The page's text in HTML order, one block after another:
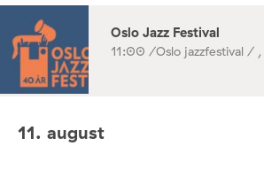
Oslo Jazz Festival
11:00 /Oslo jazzfestival / ,
11. august